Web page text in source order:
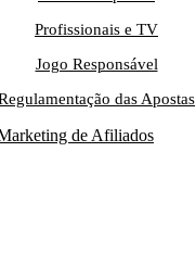
Profissionais e TV
Jogo Responsável
das Apostas
de Afiliados